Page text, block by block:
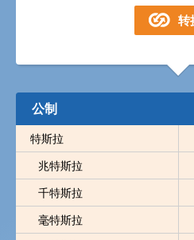
公制
特斯拉
兆特斯拉
千特斯拉
毫特斯拉